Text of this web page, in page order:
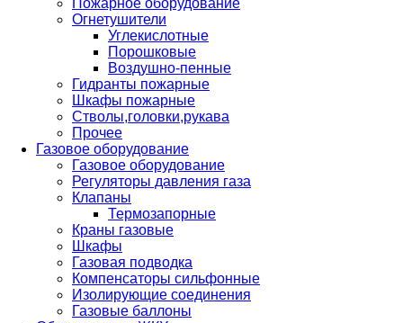
Пожарное оборудование
Огнетушители
Углекислотные
Порошковые
Воздушно-пенные
Гидранты пожарные
Шкафы пожарные
Стволы,головки,рукава
Прочее
Газовое оборудование
Газовое оборудование
Регуляторы давления газа
Клапаны
Термозапорные
Краны газовые
Шкафы
Газовая подводка
Компенсаторы сильфонные
Изолирующие соединения
Газовые баллоны